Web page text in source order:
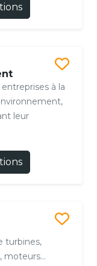
à la
leur
turbines,
moteurs...